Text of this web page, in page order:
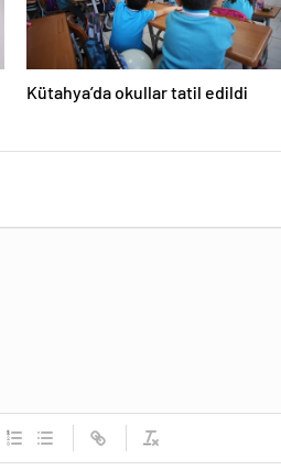
Kütahya’da okullar tatil edildi